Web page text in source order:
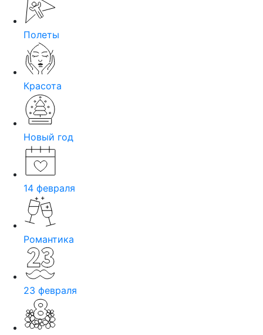
Полеты
Красота
Новый год
14 февраля
Романтика
23 февраля